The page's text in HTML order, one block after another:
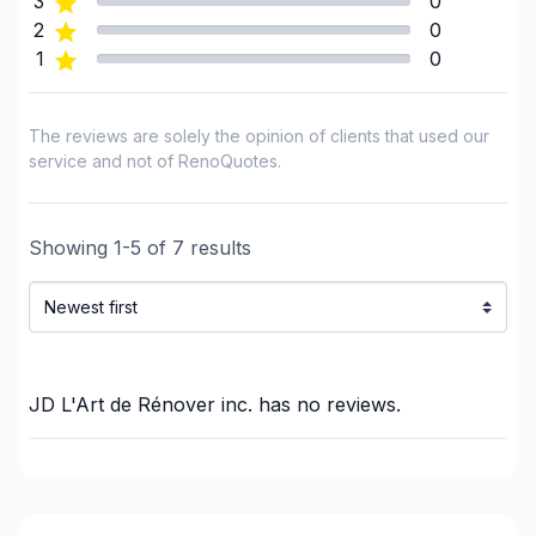
Regions
Lanaudière (L'Assomption)
Lanaudière (Montcalm)
Laurentides (Antoine-Labelle)
Laurentides (Argenteuil)
Laurentides (Les Laurentides)
2
0
1
0
The reviews are solely the opinion of clients that used our
service and not of RenoQuotes.
Showing 1-5 of 7 results
JD L'Art de Rénover inc. has no reviews.